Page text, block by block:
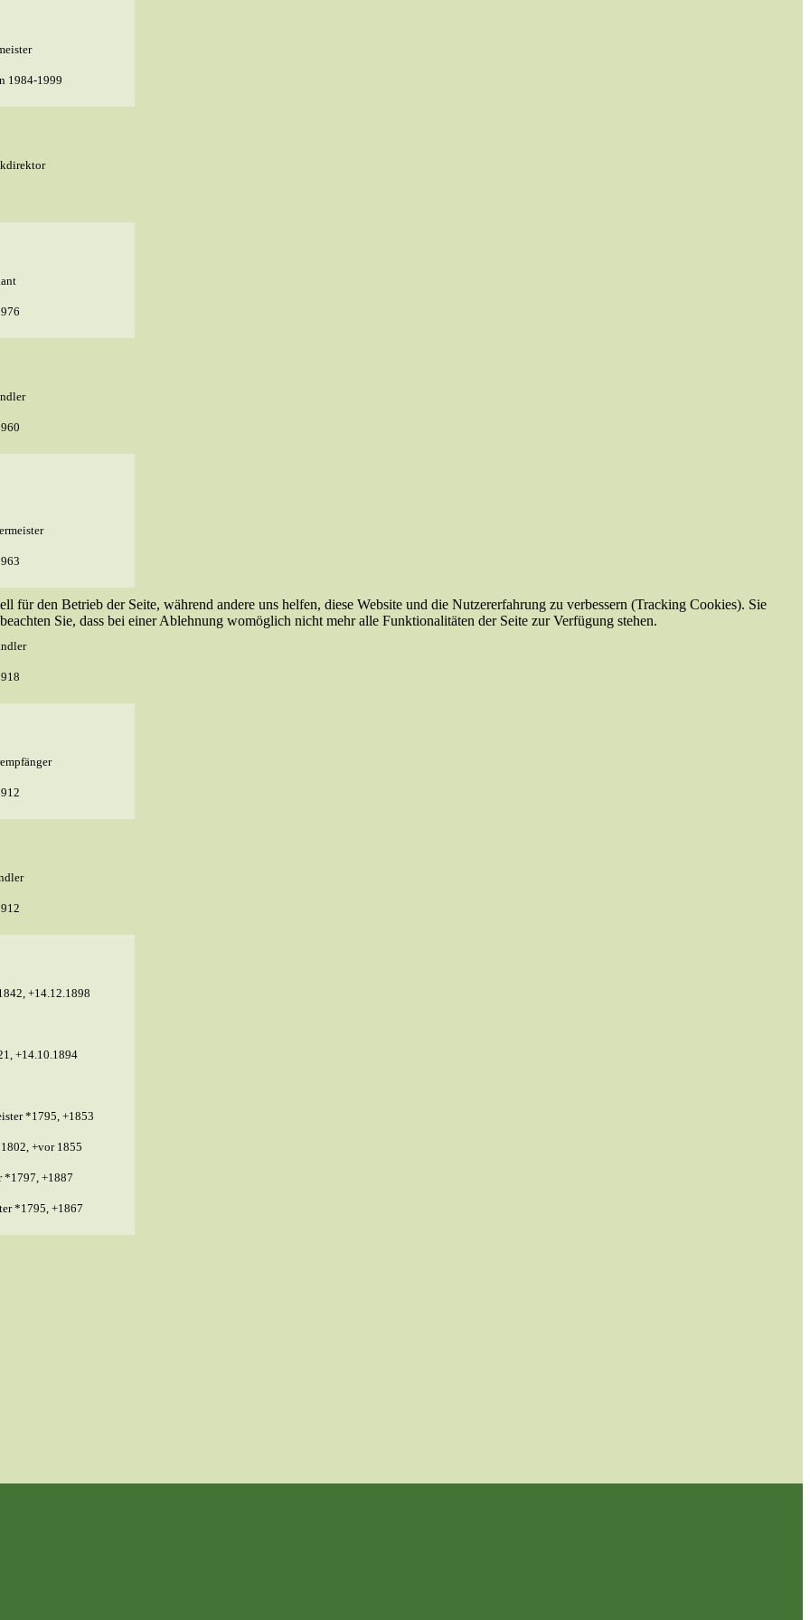
1984-1999
+14.12.1898
+14.10.1894
*1795, +1853
+vor 1855
*1797, +1887
*1795, +1867
für den Betrieb der Seite, während andere uns helfen, diese Website und die Nutzererfahrung zu verbessern (Tracking Cookies). Sie
Sie, dass bei einer Ablehnung womöglich nicht mehr alle Funktionalitäten der Seite zur Verfügung stehen.